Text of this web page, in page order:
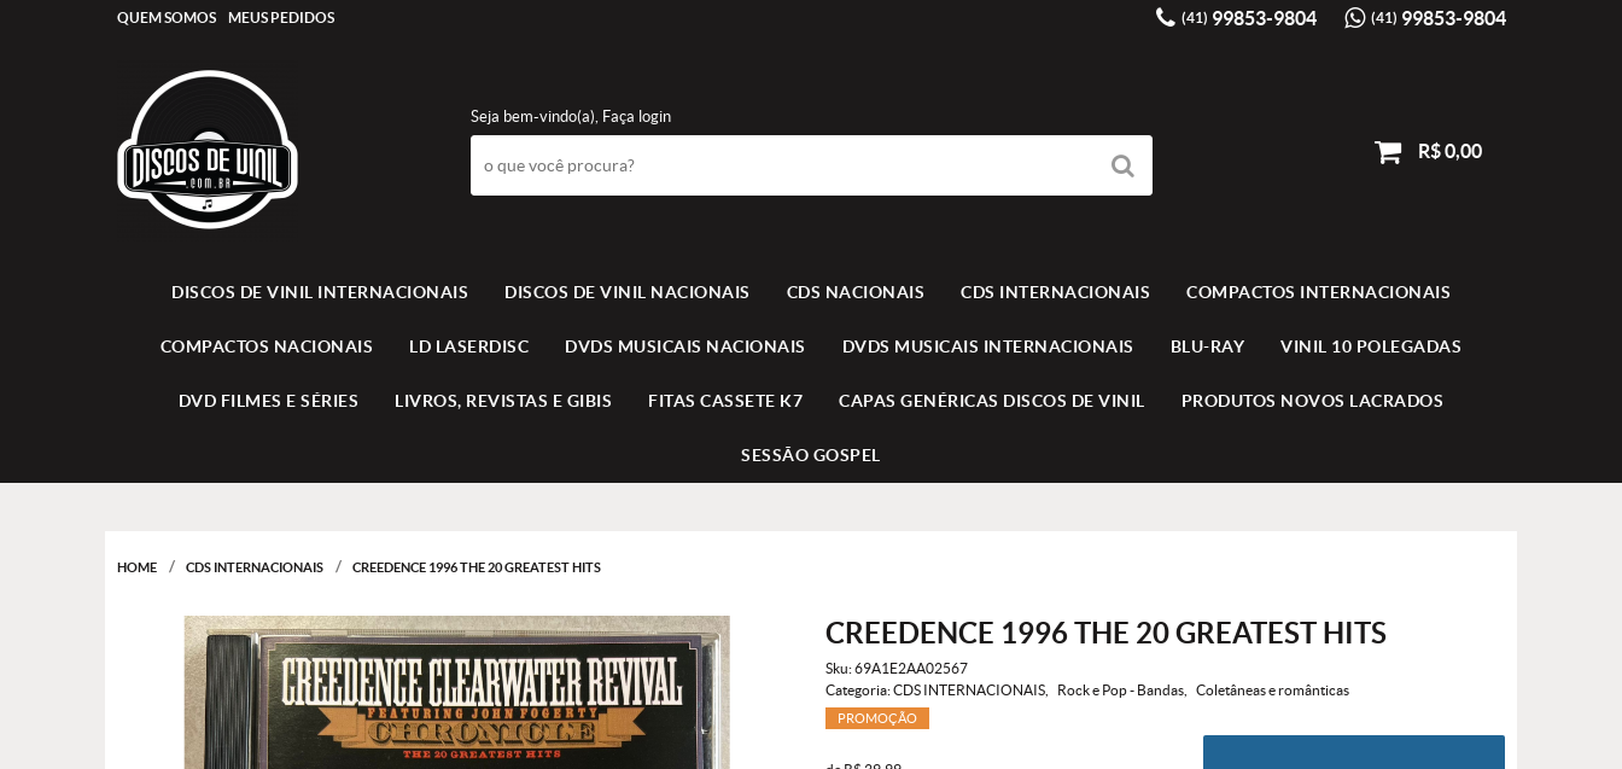
QUEM SOMOS MEUS PEDIDOS (41) 99853-9804 (41) 99853-9804
Seja bem-vindo(a), Faça login
R$ 0,00
DISCOS DE VINIL INTERNACIONAIS DISCOS DE VINIL NACIONAIS CDS NACIONAIS CDS INTERNACIONAIS COMPACTOS INTERNACIONAIS
COMPACTOS NACIONAIS LD LASERDISC DVDS MUSICAIS NACIONAIS DVDS MUSICAIS INTERNACIONAIS BLU-RAY VINIL 10 POLEGADAS
DVD FILMES E SÉRIES LIVROS, REVISTAS E GIBIS FITAS CASSETE K7 CAPAS GENÉRICAS DISCOS DE VINIL PRODUTOS NOVOS LACRADOS
SESSÃO GOSPEL
HOME CDS INTERNACIONAIS CREEDENCE 1996 THE 20 GREATEST HITS
CREEDENCE 1996 THE 20 GREATEST HITS
Sku:69A1E2AA02567
Categoria:CDS INTERNACIONAIS Rock e Pop - Bandas Coletâneas e românticas
PROMOÇÃO